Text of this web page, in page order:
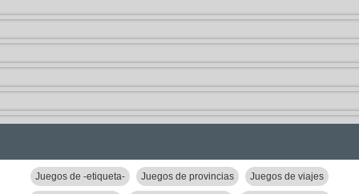
Juegos de -etiqueta- Juegos de provincias Juegos de viajes